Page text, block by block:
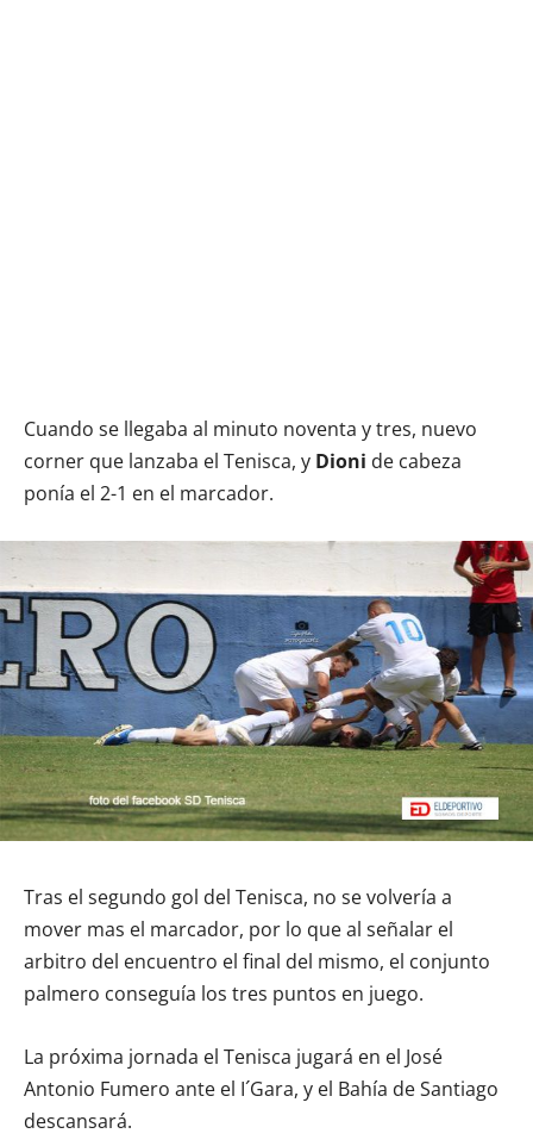
Cuando se llegaba al minuto noventa y tres, nuevo
corner que lanzaba el Tenisca, y Dioni de cabeza
ponía el 2-1 en el marcador.
Tras el segundo gol del Tenisca, no se volvería a
mover mas el marcador, por lo que al señalar el
arbitro del encuentro el final del mismo, el conjunto
palmero conseguía los tres puntos en juego.
La próxima jornada el Tenisca jugará en el José
Antonio Fumero ante el I´Gara, y el Bahía de Santiago
descansará.